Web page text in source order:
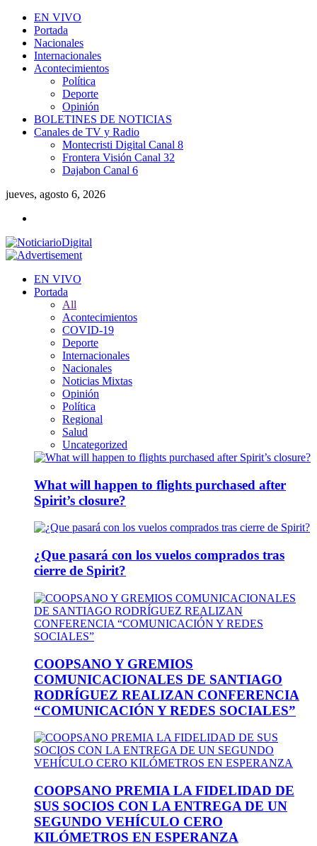
EN VIVO
Portada
Nacionales
Internacionales
Acontecimientos
Política
Deporte
Opinión
BOLETINES DE NOTICIAS
Canales de TV y Radio
Montecristi Digital Canal 8
Frontera Visión Canal 32
Dajabon Canal 6
jueves, agosto 6, 2026
EN VIVO
Portada
All
Acontecimientos
COVID-19
Deporte
Internacionales
Nacionales
Noticias Mixtas
Opinión
Política
Regional
Salud
Uncategorized
What will happen to flights purchased after
Spirit’s closure?
¿Que pasará con los vuelos comprados tras
cierre de Spirit?
COOPSANO Y GREMIOS
COMUNICACIONALES DE SANTIAGO
RODRÍGUEZ REALIZAN CONFERENCIA
“COMUNICACIÓN Y REDES SOCIALES”
COOPSANO PREMIA LA FIDELIDAD DE
SUS SOCIOS CON LA ENTREGA DE UN
SEGUNDO VEHÍCULO CERO
KILÓMETROS EN ESPERANZA